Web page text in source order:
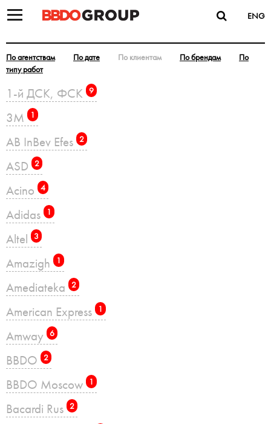
ENG
По агентствам По дате По клиентам По брендам
По
типу работ
1-й ДСК, ФСК 9
3M 1
AB InBev Efes 2
ASD 2
Acino 4
Adidas 1
Altel 3
Amazigh 1
Amediateka 2
American Express 1
Amway 6
BBDO 2
BBDO Moscow 1
Bacardi Rus 2